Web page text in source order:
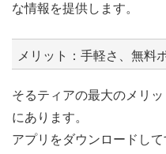
な情報を提供します。
メリット：手軽さ、無料
そるティアの最大のメリ
にあります。
アプリをダウンロードし